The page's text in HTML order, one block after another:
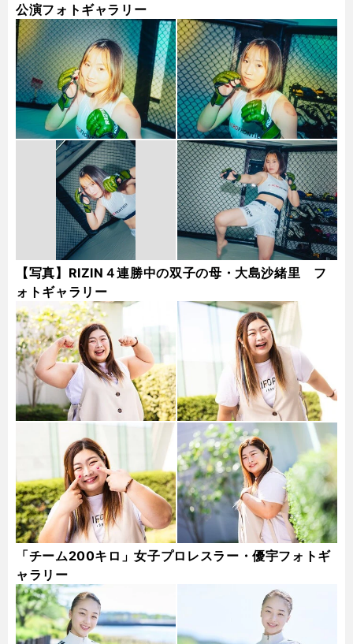
公演フォトギャラリー
【写真】RIZIN４連勝中の双子の母・大島沙緒里 フ
ォトギャラリー
「チーム200キロ」女子プロレスラー・優宇フォトギ
ャラリー